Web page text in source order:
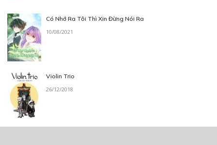
Có Nhớ Ra Tôi Thì Xin Đừng Nói Ra
10/08/2021
Violin Trio
26/12/2018